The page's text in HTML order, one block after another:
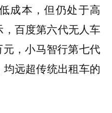
成本，但仍处于高
百度第六代无人车
，小马智行第七代
远超传统出租车的